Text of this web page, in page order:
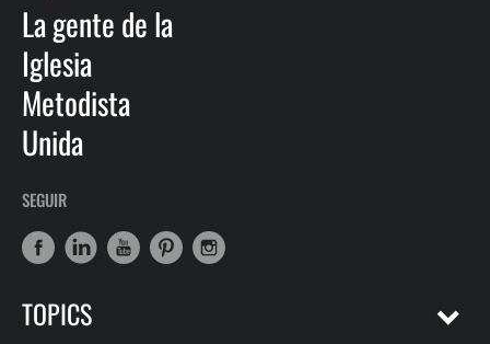
La gente de la
Iglesia
Metodista
Unida
SEGUIR
TOPICS